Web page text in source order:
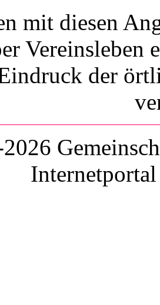
mit diesen
Vereinsleben
der